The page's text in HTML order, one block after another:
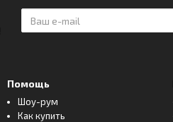
Помощь
Шоу-рум
Как купить